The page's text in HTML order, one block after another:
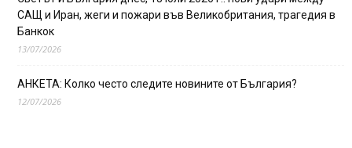
САЩ и Иран, жеги и пожари във Великобритания, трагедия в
Банкок
13/07/2026
АНКЕТА: Колко често следите новините от България?
12/07/2026